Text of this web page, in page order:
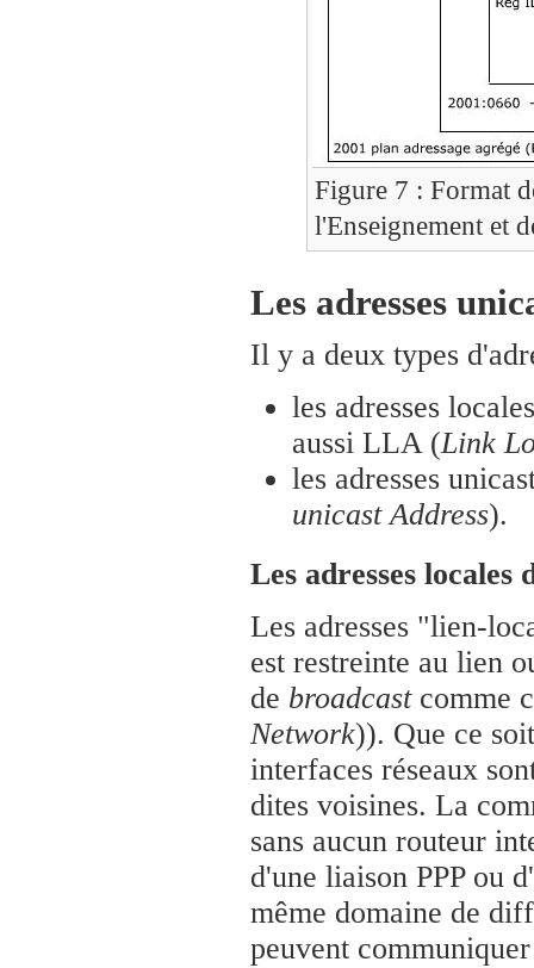
Figure 7 : Format
l'Enseignement et
Les adresses
Il y a deux types
les adresses
aussi LLA (Link
les adresses
unicast Address).
Les adresses
Les adresses "lien-
est restreinte au lien
de broadcastcomme
Network)). Que ce
interfaces réseaux
dites voisines. La
sans aucun routeur
d'une liaison PPP ou
même domaine de
peuvent